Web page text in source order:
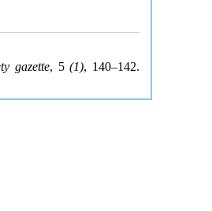
gazette, 5(1), 140–142.